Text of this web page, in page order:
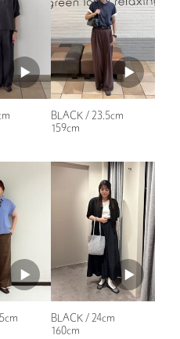
ズ：23.5cm
い
少なく、歩きやすいです。柔
も快適でした。
BLACK / 23.5cm
159cm
BLACK / 24cm
160cm